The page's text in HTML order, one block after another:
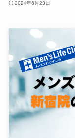
2024年6月23日